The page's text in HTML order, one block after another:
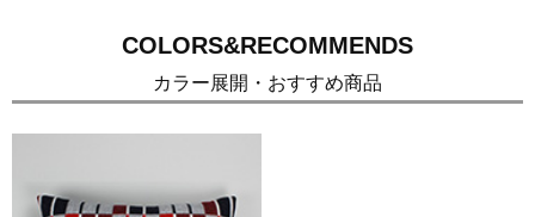
COLORS&RECOMMENDS
カラー展開・おすすめ商品